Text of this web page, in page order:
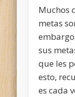
Muchos
metas
sus
que les
esto,
es cada